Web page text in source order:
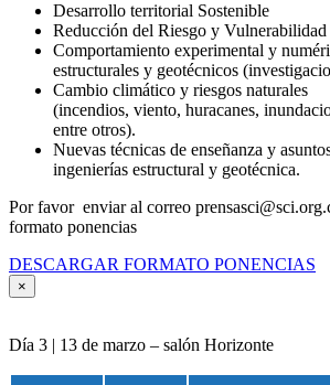
Desarrollo territorial Sostenible
Reducción del Riesgo y Vulnerabilidad
Comportamiento experimental y
estructurales y geotécnicos
Cambio climático y riesgos naturales
(incendios, viento, huracanes,
entre otros).
Nuevas técnicas de enseñanza y
ingenierías estructural y geotécnica.
Por favor enviar al correo
formato ponencias
DESCARGAR FORMATO PONENCIAS
×
Día 3 | 13 de marzo – salón Horizonte